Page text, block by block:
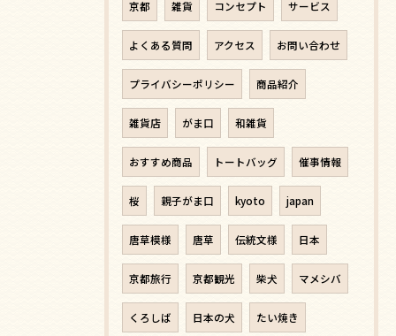
京都 雑貨 コンセプト サービス
よくある質問 アクセス お問い合わせ
プライバシーポリシー 商品紹介
雑貨店 がま口 和雑貨
おすすめ商品 トートバッグ 催事情報
桜 親子がま口 kyoto japan
唐草模様 唐草 伝統文様 日本
京都旅行 京都観光 柴犬 マメシバ
くろしば 日本の犬 たい焼き